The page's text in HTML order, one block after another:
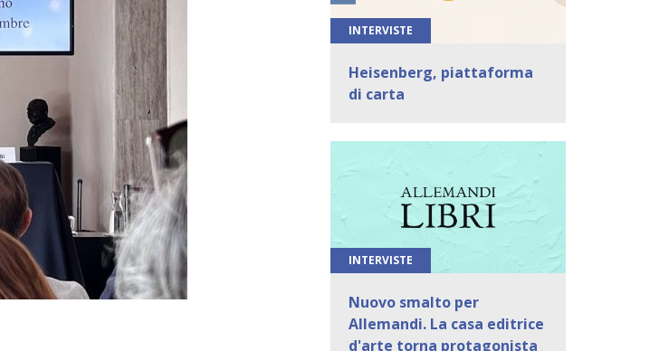
INTERVISTE
Heisenberg, piattaforma
di carta
INTERVISTE
Nuovo smalto per
Allemandi. La casa editrice
d'arte torna protagonista